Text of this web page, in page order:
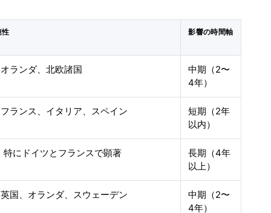
性 影響の時間軸
ランダ、北欧諸国
中期（2〜
4年）
ランス、イタリア、スペイン
短期（2年
以内）
特にドイツとフランスで顕著
長期（4年
以上）
国、オランダ、スウェーデン
中期（2〜
4年）